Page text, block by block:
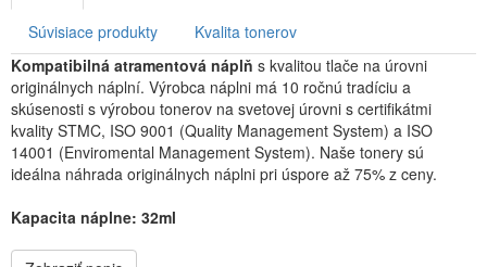
Súvisiace produkty
Kvalita tonerov
Kompatibilná atramentová náplň s kvalitou tlače na úrovni
originálnych náplní. Výrobca náplni má 10 ročnú tradíciu a
skúsenosti s výrobou tonerov na svetovej úrovni s certifikátmi
kvality STMC, ISO 9001 (Quality Management System) a ISO
14001 (Enviromental Management System). Naše tonery sú
ideálna náhrada originálnych náplni pri úspore až 75% z ceny.
Kapacita náplne: 32ml